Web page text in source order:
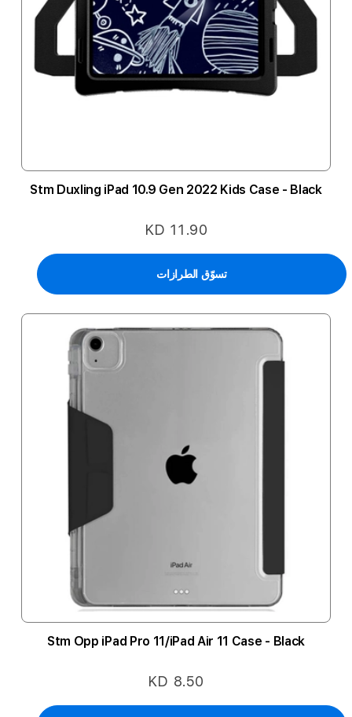
Stm Duxling iPad 10.9 Gen 2022 Kids Case - Black
KD 11.90
تسوّق الطرازات
Stm Opp iPad Pro 11/iPad Air 11 Case - Black
KD 8.50